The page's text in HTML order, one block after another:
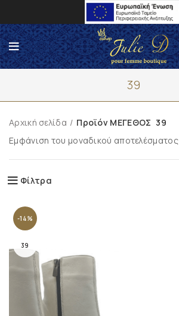
39
Αρχική σελίδα Προϊόν ΜΕΓΕΘΟΣ 39
Εμφάνιση του μοναδικού αποτελέσματος
Φίλτρα
-14%
39